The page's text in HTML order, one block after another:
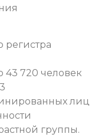
регистра
43 720 человек
лиц
группы.